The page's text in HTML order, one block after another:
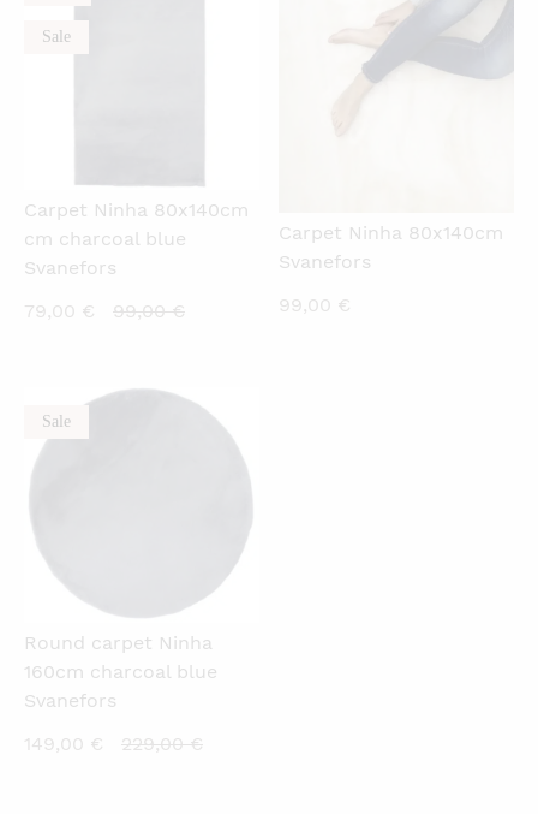
Sale
Carpet Ninha 80x140cm
cm charcoal blue
Svanefors
79,00 €
Current
99,00€Original
99,00 €.
Carpet Ninha 80x140cm
Svanefors
99,00 €
Sale
Round carpet Ninha
160cm charcoal blue
Svanefors
149,00 €
Current
229,00€Original